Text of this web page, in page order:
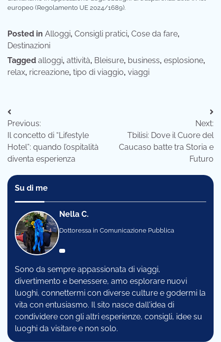
europeo (Regolamento UE 2024/1689).
Posted in Alloggi, Consigli pratici, Cose da fare,
Destinazioni
Tagged alloggi, attività, Bleisure, business, esplosione,
relax, ricreazione, tipo di viaggio, viaggi
Navigazione
articoli
Previous:
Il concetto di “Lifestyle
Hotel”: quando l’ospitalità
diventa esperienza
Next:
Tbilisi: Dove il Cuore del
Caucaso batte tra Storia e
Futuro
Su di me
Nella C.
Dottoressa in Comunicazione Pubblica
Sono da sempre appassionata di viaggi,
divertimento e benessere, amo esplorare nuovi
luoghi, connettermi con diverse culture e godermi la
vita con entusiasmo. Il sito nasce dall'idea di
condividere con gli altri esperienze, consigli, idee su
luoghi da visitare e non solo.